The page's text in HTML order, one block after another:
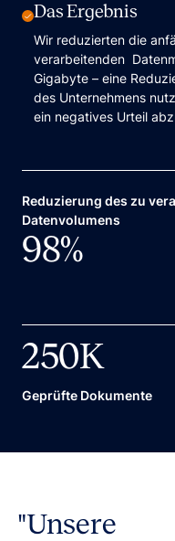
Das Ergebnis
Wir reduzierten die
verarbeitenden
Gigabyte – eine
des Unternehmens
ein negatives Urteil
Reduzierung des zu
Datenvolumens
98%
250K
Geprüfte Dokumente
"Unsere